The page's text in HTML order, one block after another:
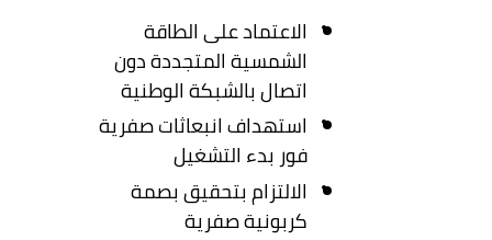
الاعتماد على الطاقة
الشمسية المتجددة دون
اتصال بالشبكة الوطنية
استهداف انبعاثات صفرية
فور بدء التشغيل
الالتزام بتحقيق بصمة
كربونية صفرية